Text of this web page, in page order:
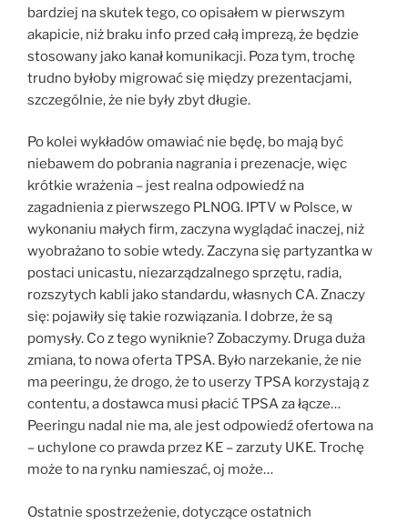
bardziej na skutek tego, co opisałem w pierwszym
akapicie, niż braku info przed całą imprezą, że będzie
stosowany jako kanał komunikacji. Poza tym, trochę
trudno byłoby migrować się między prezentacjami,
szczególnie, że nie były zbyt długie.
Po kolei wykładów omawiać nie będę, bo mają być
niebawem do pobrania nagrania i prezenacje, więc
krótkie wrażenia – jest realna odpowiedź na
zagadnienia z pierwszego PLNOG. IPTV w Polsce, w
wykonaniu małych firm, zaczyna wyglądać inaczej, niż
wyobrażano to sobie wtedy. Zaczyna się partyzantka w
postaci unicastu, niezarządzalnego sprzętu, radia,
rozszytych kabli jako standardu, własnych CA. Znaczy
się: pojawiły się takie rozwiązania. I dobrze, że są
pomysły. Co z tego wyniknie? Zobaczymy. Druga duża
zmiana, to nowa oferta TPSA. Było narzekanie, że nie
ma peeringu, że drogo, że to userzy TPSA korzystają z
contentu, a dostawca musi płacić TPSA za łącze…
Peeringu nadal nie ma, ale jest odpowiedź ofertowa na
– uchylone co prawda przez KE – zarzuty UKE. Trochę
może to na rynku namieszać, oj może…
Ostatnie spostrzeżenie, dotyczące ostatnich